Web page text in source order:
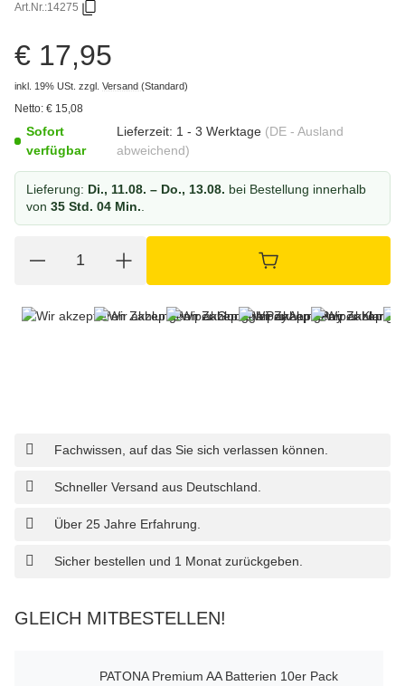
Art.Nr.:14275
€ 17,95
inkl. 19% USt. zzgl. Versand (Standard)
Netto: € 15,08
Sofort
verfügbar
Lieferzeit: 1 - 3 Werktage (DE - Ausland
abweichend)
Lieferung: Di., 11.08. – Do., 13.08. bei Bestellung innerhalb
von 35 Std. 04 Min.
Fachwissen, auf das Sie sich verlassen können.
Schneller Versand aus Deutschland.
Über 25 Jahre Erfahrung.
Sicher bestellen und 1 Monat zurückgeben.
GLEICH MITBESTELLEN!
PATONA Premium AA Batterien 10er Pack